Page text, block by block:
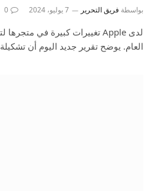
بواسطة فريق التحرير 7 يوليو، 2024 0
العام. يوضح تقرير جديد اليوم أن تشكيلة Apple Watch Series…